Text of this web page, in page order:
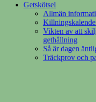
Getskötsel
Allmän
Vikten av att
gethållning
Så är dagen
Träckprov och